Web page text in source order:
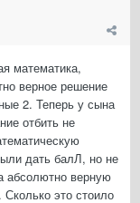
математика,
верное решение
2. Теперь у сына
отбить не
дать балЛ, но не
абсолютно верную
это стоило